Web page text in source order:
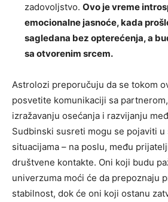
zadovoljstvo. Ovo je vreme
emocionalne jasnoće, kada
sagledana bez opterećenja, a
sa otvorenim srcem.
Astrolozi preporučuju da se tokom
posvetite komunikaciji sa
izražavanju osećanja i razvijanju
Sudbinski susreti mogu se pojaviti u
situacijama – na poslu, među
društvene kontakte. Oni koji budu
univerzuma moći će da prepoznaju
stabilnost, dok će oni koji ostanu